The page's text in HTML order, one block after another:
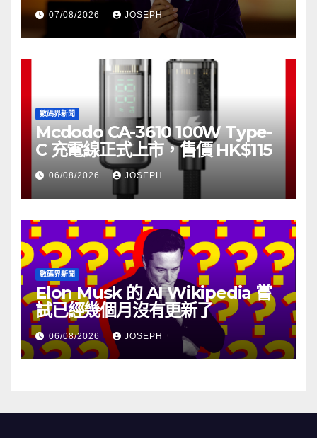
07/08/2026 JOSEPH
數碼界新聞
Mcdodo CA-3610 100W Type-
C 充電線正式上市，售價 HK$115
06/08/2026 JOSEPH
數碼界新聞
Elon Musk 的 AI Wikipedia 嘗
試已經幾個月沒有更新了
06/08/2026 JOSEPH